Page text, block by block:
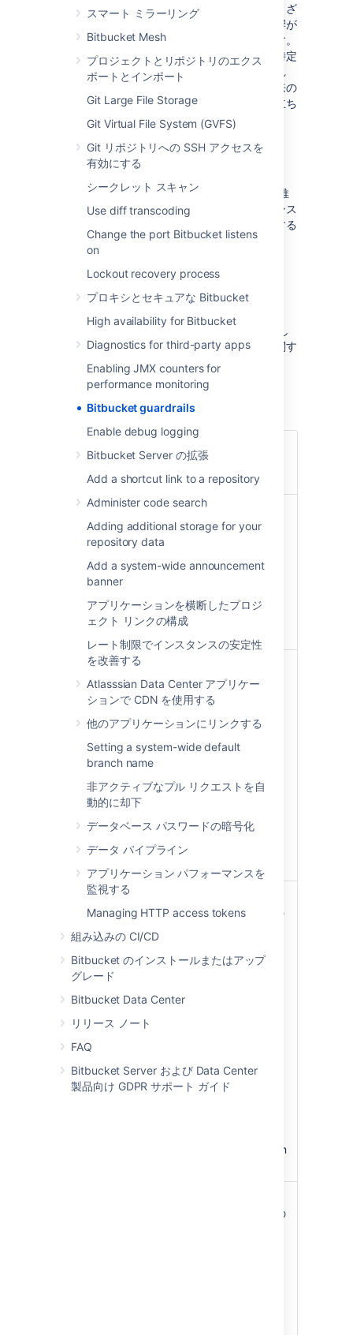
スマート ミラーリング
Bitbucket Mesh
プロジェクトとリポジトリのエクス
ポートとインポート
Git Large File Storage
Git Virtual File System (GVFS)
Git リポジトリへの SSH アクセスを
有効にする
シークレット スキャン
Use diff transcoding
Change the port Bitbucket listens
on
Lockout recovery process
プロキシとセキュアな Bitbucket
High availability for Bitbucket
Diagnostics for third-party apps
Enabling JMX counters for
performance monitoring
Bitbucket guardrails
Enable debug logging
Bitbucket Server の拡張
Add a shortcut link to a repository
Administer code search
Adding additional storage for your
repository data
Add a system-wide announcement
banner
アプリケーションを横断したプロジ
ェクト リンクの構成
レート制限でインスタンスの安定性
を改善する
Atlasssian Data Center アプリケー
ションで CDN を使用する
他のアプリケーションにリンクする
Setting a system-wide default
branch name
非アクティブなプル リクエストを自
動的に却下
データベース パスワードの暗号化
データ パイプライン
アプリケーション パフォーマンスを
監視する
Managing HTTP access tokens
組み込みの CI/CD
Bitbucket のインストールまたはアップ
グレード
Bitbucket Data Center
リリース ノート
FAQ
Bitbucket Server および Data Center
製品向け GDPR サポート ガイド
タイプ間の相互作用やサイトの負荷など、さまざ
まな要因によって次に示すような潜在的な影響が
発生する可能性とその影響の程度が決まります。
あらゆるタイプのリスクと同様に、リスクを特定
して計画を立てることが不可欠です。そうすれ
ば、これらのアクションに優先順位付けて将来の
パフォーマンス問題の可能性を減らすのに役立ち
ます。
定義
ガードレール とはデータ タイプに関する推
奨事項であり、潜在的なリスクを特定してインス
タンス最適化ジャーニーの次のステップに関する
意思決定をサポートするように設計されていま
Bitbucket guardrails
次のガードレールは、スケール リスクを特定し
て軽減し、インスタンスのクリーンアップに関す
る意思決定を下すのに役立ちます。
LDAP ユーザー
synchronized between
LDAP and Bitbucket
ガードレール
Microsoft Active
Directory をご利用の場
100,000 ユーザー
の場合
この数を調べる
方法
of users, groups, and
nested groups in
and Server
If you’re not able to get
user directory, you
inHow do I find which
users count against my
リスク
て運用した場合は、次の
Instance instability,
performance
under high load.
Directory
can take longer than
Directory をご利用の